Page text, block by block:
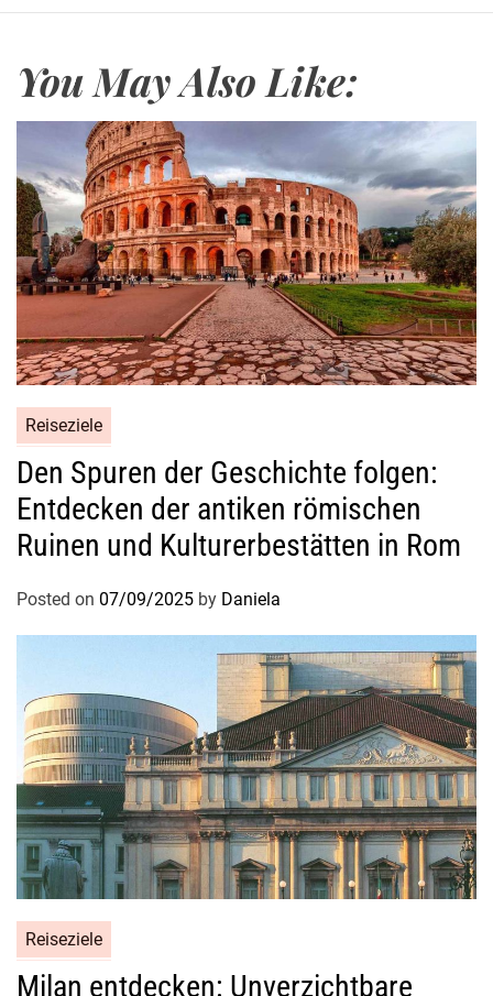
You May Also Like:
Reiseziele
Den Spuren der Geschichte folgen:
Entdecken der antiken römischen
Ruinen und Kulturerbestätten in Rom
Posted on 07/09/2025 by Daniela
Reiseziele
Milan entdecken: Unverzichtbare